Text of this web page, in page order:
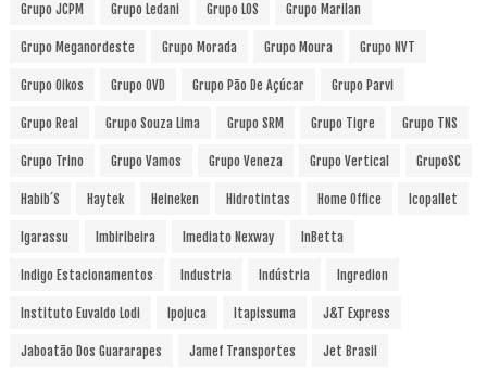
Grupo JCPM Grupo Ledani Grupo LOS Grupo Marilan
Grupo Meganordeste Grupo Morada Grupo Moura Grupo NVT
Grupo Oikos Grupo OVD Grupo Pão De Açúcar Grupo Parvi
Grupo Real Grupo Souza Lima Grupo SRM Grupo Tigre Grupo TNS
Grupo Trino Grupo Vamos Grupo Veneza Grupo Vertical GrupoSC
Habib´s Haytek Heineken Hidrotintas Home Office Icopallet
Igarassu Imbiribeira Imediato Nexway InBetta
Indigo Estacionamentos Industria Indústria Ingredion
Instituto Euvaldo Lodi Ipojuca Itapissuma J&T Express
Jaboatão Dos Guararapes Jamef Transportes Jet Brasil